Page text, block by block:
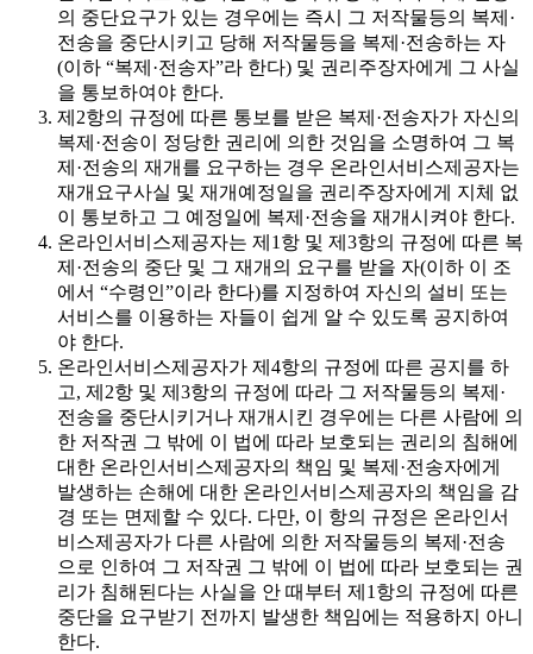
의 중단요구가 있는 경우에는 즉시 그 저작물등의 복제·
전송을 중단시키고 당해 저작물등을 복제·전송하는 자
(이하 “복제·전송자”라 한다) 및 권리주장자에게 그 사실
을 통보하여야 한다.
제2항의 규정에 따른 통보를 받은 복제·전송자가 자신의
복제·전송이 정당한 권리에 의한 것임을 소명하여 그 복
제·전송의 재개를 요구하는 경우 온라인서비스제공자는
재개요구사실 및 재개예정일을 권리주장자에게 지체 없
이 통보하고 그 예정일에 복제·전송을 재개시켜야 한다.
온라인서비스제공자는 제1항 및 제3항의 규정에 따른 복
제·전송의 중단 및 그 재개의 요구를 받을 자(이하 이 조
에서 “수령인”이라 한다)를 지정하여 자신의 설비 또는
서비스를 이용하는 자들이 쉽게 알 수 있도록 공지하여
야 한다.
온라인서비스제공자가 제4항의 규정에 따른 공지를 하
고, 제2항 및 제3항의 규정에 따라 그 저작물등의 복제·
전송을 중단시키거나 재개시킨 경우에는 다른 사람에 의
한 저작권 그 밖에 이 법에 따라 보호되는 권리의 침해에
대한 온라인서비스제공자의 책임 및 복제·전송자에게
발생하는 손해에 대한 온라인서비스제공자의 책임을 감
경 또는 면제할 수 있다. 다만, 이 항의 규정은 온라인서
비스제공자가 다른 사람에 의한 저작물등의 복제·전송
으로 인하여 그 저작권 그 밖에 이 법에 따라 보호되는 권
리가 침해된다는 사실을 안 때부터 제1항의 규정에 따른
중단을 요구받기 전까지 발생한 책임에는 적용하지 아니
한다.